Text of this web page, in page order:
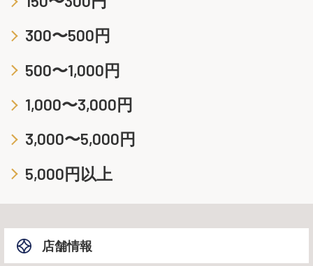
300〜500円
500〜1,000円
1,000〜3,000円
3,000〜5,000円
5,000円以上
店舗情報